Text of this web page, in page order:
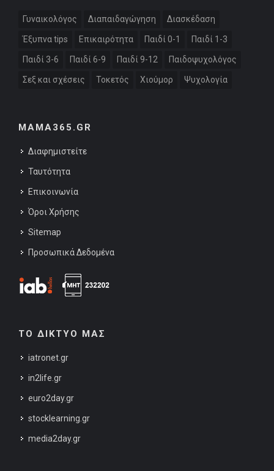
Γυναικολόγος Διαπαιδαγώγηση Διασκέδαση
Έξυπνα tips Επικαιρότητα Παιδί 0-1 Παιδί 1-3
Παιδί 3-6 Παιδί 6-9 Παιδί 9-12 Παιδοψυχολόγος
Σεξ και σχέσεις Τοκετός Χιούμορ Ψυχολογία
MAMA365.GR
Διαφημιστείτε
Ταυτότητα
Επικοινωνία
Όροι Χρήσης
Sitemap
Προσωπικά Δεδομένα
ΤΟ ΔΙΚΤΥΟ ΜΑΣ
iatronet.gr
in2life.gr
euro2day.gr
stocklearning.gr
media2day.gr